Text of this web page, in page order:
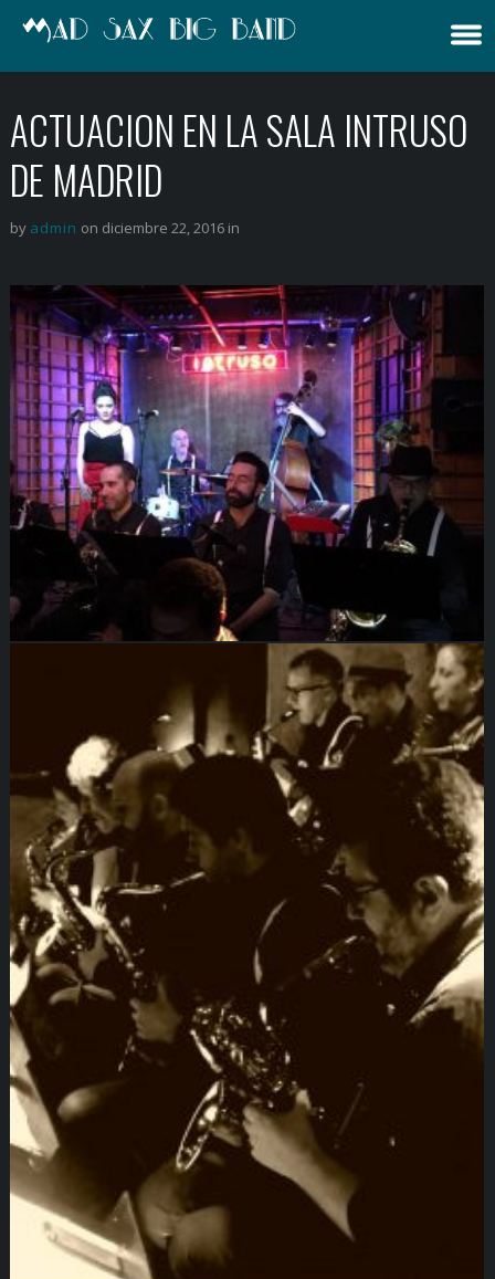
ACTUACION EN LA SALA INTRUSO
DE MADRID
by admin on diciembre 22, 2016 in